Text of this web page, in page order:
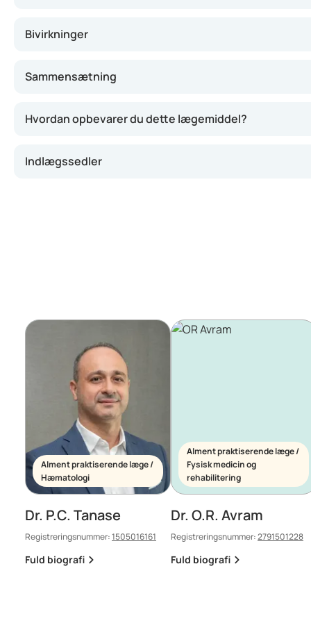
Bivirkninger
Sammensætning
Hvordan opbevarer du dette lægemiddel?
Indlægssedler
Alment praktiserende læge /
Hæmatologi
Dr. P.C. Tanase
Registreringsnummer:1505016161
Fuld biografi
Alment praktiserende læge /
Fysisk medicin og
rehabilitering
Dr. O.R. Avram
Registreringsnummer:2791501228
Fuld biografi